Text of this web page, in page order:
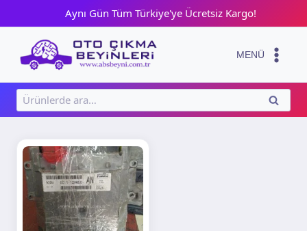
content
Aynı Gün Tüm Türkiye'ye Ücretsiz Kargo!
MENÜ
Ara:
ARA